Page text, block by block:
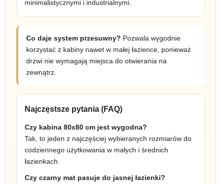
minimalistycznymi i industrialnymi.
Co daje system przesuwny? Pozwala wygodnie
korzystać z kabiny nawet w małej łazience, ponieważ
drzwi nie wymagają miejsca do otwierania na
zewnątrz.
Najczęstsze pytania (FAQ)
Czy kabina 80x80 cm jest wygodna?
Tak, to jeden z najczęściej wybieranych rozmiarów do
codziennego użytkowania w małych i średnich
łazienkach.
Czy czarny mat pasuje do jasnej łazienki?